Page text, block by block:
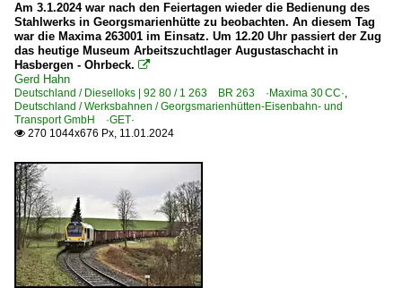
Am 3.1.2024 war nach den Feiertagen wieder die Bedienung des
Stahlwerks in Georgsmarienhütte zu beobachten. An diesem Tag
war die Maxima 263001 im Einsatz. Um 12.20 Uhr passiert der Zug
das heutige Museum Arbeitszuchtlager Augustaschacht in
Hasbergen - Ohrbeck. 
Gerd Hahn
Deutschland / Dieselloks | 92 80 / 1 263 BR 263 ·Maxima 30 CC·,
Deutschland / Werksbahnen / Georgsmarienhütten-Eisenbahn- und
Transport GmbH ·GET·
 270 1044x676 Px, 11.01.2024